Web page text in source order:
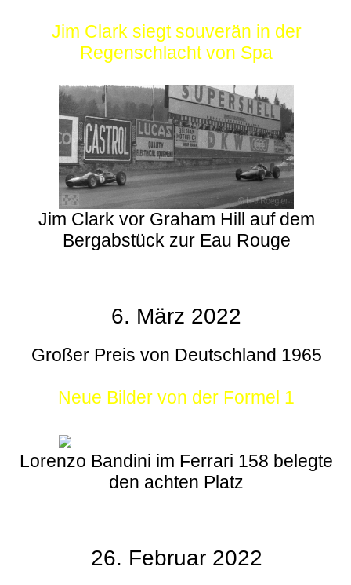
Jim Clark siegt souverän in der
Regenschlacht von Spa
Jim Clark vor Graham Hill auf dem
Bergabstück zur Eau Rouge
6. März 2022
Großer Preis von Deutschland 1965
Neue Bilder von der Formel 1
Lorenzo Bandini im Ferrari 158 belegte
den achten Platz
26. Februar 2022